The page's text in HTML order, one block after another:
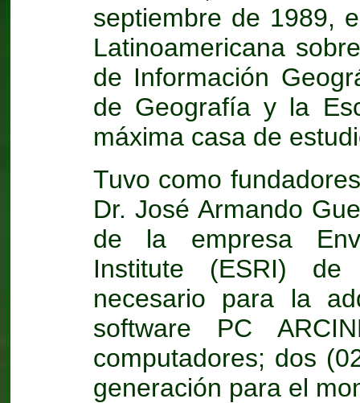
septiembre de 1989,
Latinoamericana
de Información
de Geografía y la
máxima casa de
Tuvo como
Dr. José Armando
de la empresa
Institute (ESRI) de
necesario para la
software PC
computadores; dos
generación para el